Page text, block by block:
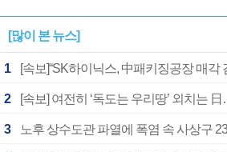
[많이 본 뉴스]
1 [속보]“SK하이닉스, 中패키징공장 매
2
3 노후 상수도관 파열에 폭염 속 사상구